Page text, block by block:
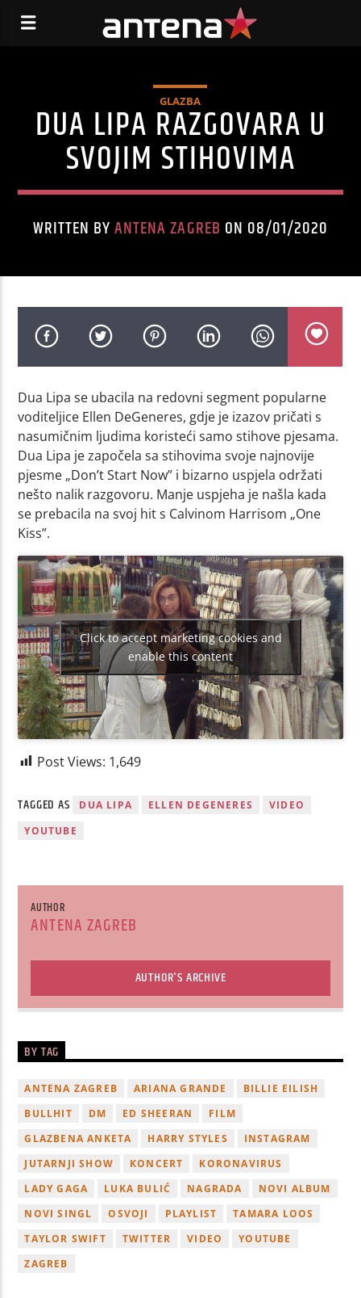
GLAZBA
DUA LIPA RAZGOVARA U
SVOJIM STIHOVIMA
WRITTEN BYANTENA ZAGREB ON 08/01/2020
Dua Lipa se ubacila na redovni segment popularne
voditeljice Ellen DeGeneres, gdje je izazov pričati s
nasumičnim ljudima koristeći samo stihove pjesama.
Dua Lipa je započela sa stihovima svoje najnovije
pjesme „Don’t Start Now” i bizarno uspjela održati
nešto nalik razgovoru. Manje uspjeha je našla kada
se prebacila na svoj hit s Calvinom Harrisom „One
Kiss”.
Click to accept marketing cookies and
enable this content
Post Views: 1,649
TAGGED AS DUA LIPA ELLEN DEGENERES
VIDEO
YOUTUBE
AUTHOR
ANTENA ZAGREB
AUTHOR'S ARCHIVE
BY TAG
ANTENA ZAGREB ARIANA GRANDE
BILLIE EILISH
BULLHIT
DM ED SHEERAN
FILM
GLAZBENA ANKETA
HARRY STYLES
INSTAGRAM
JUTARNJI SHOW
KONCERT
KORONAVIRUS
LADY GAGA
LUKA BULIĆ NAGRADA
NOVI ALBUM
NOVI SINGL
OSVOJI PLAYLIST
TAMARA LOOS
TAYLOR SWIFT
TWITTER VIDEO
YOUTUBE
ZAGREB